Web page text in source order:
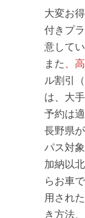
大変お
付きプ
意してい
また、
ル割引
は、大
予約は
長野県
パス対
加納以
らお車
用され
き方法